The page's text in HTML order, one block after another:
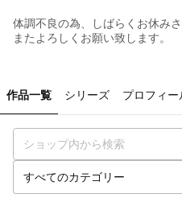
体調不良の為、しばらくお休み
またよろしくお願い致します。
作品一覧 シリーズ プロフィー